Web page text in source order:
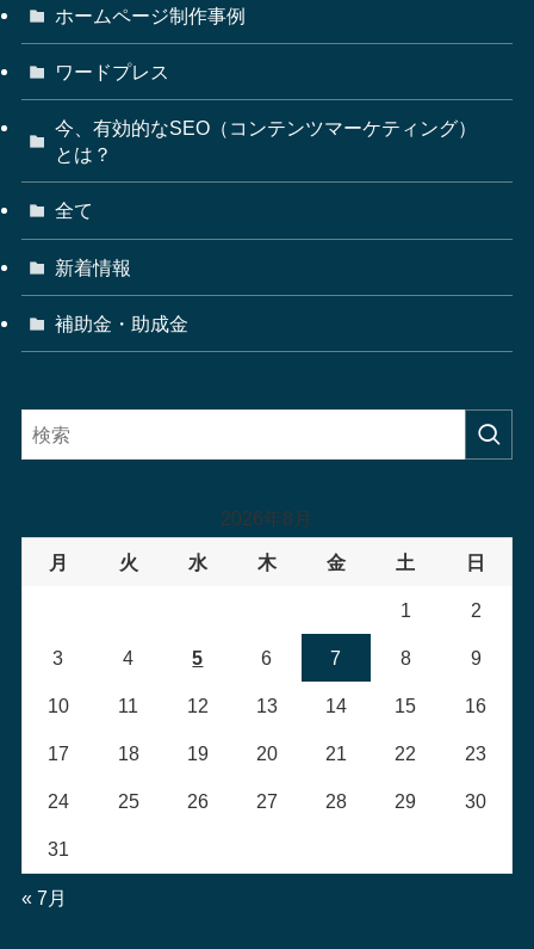
ホームページ制作事例
ワードプレス
今、有効的なSEO（コンテンツマーケティング）
とは？
全て
新着情報
補助金・助成金
2026年8月
月 火 水 木 金 土 日
1 2
3 4 5 6 7 8 9
10 11 12 13 14 15 16
17 18 19 20 21 22 23
24 25 26 27 28 29 30
31
« 7月